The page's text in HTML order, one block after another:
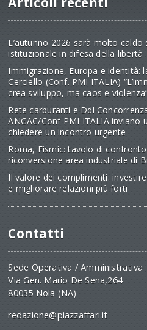
L’autunno 2026 sarà molto
istituzionale in difesa della libertà
Immigrazione, Europa e identità:
Cerciello (Conf. PMI ITALIA)
crea sviluppo, ma caos e
Rete carburanti e Ddl
ANGAC/Conf PMI ITALIA
chiedere un incontro urgente
Roma, Fismic: tavolo di
riconversione area industriale di
Il valore dei complimenti:
e migliorare relazioni più forti
Contatti
Sede Operativa / Amministrativa
Via Gen. Mario De Sena,264
80035 Nola (NA)
redazione@piazzaffari.it